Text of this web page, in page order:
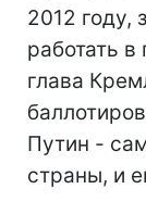
2012 году,
работать
глава
Путин -
страны, и